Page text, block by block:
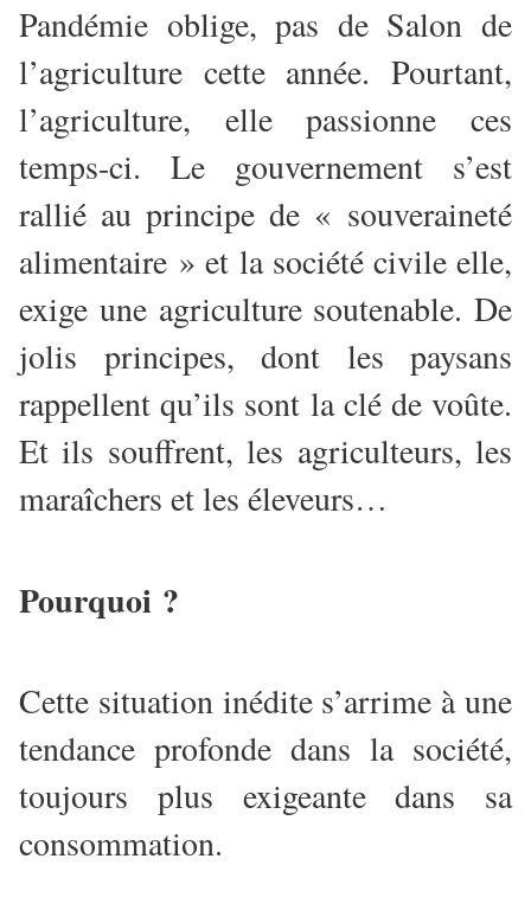
Pandémie oblige, pas de Salon de
l’agriculture cette année. Pourtant,
l’agriculture, elle passionne ces
temps-ci. Le gouvernement s’est
rallié au principe de « souveraineté
alimentaire » et la société civile elle,
exige une agriculture soutenable. De
jolis principes, dont les paysans
rappellent qu’ils sont la clé de voûte.
Et ils souffrent, les agriculteurs, les
maraîchers et les éleveurs…
Pourquoi ?
Cette situation inédite s’arrime à une
tendance profonde dans la société,
toujours plus exigeante dans sa
consommation.